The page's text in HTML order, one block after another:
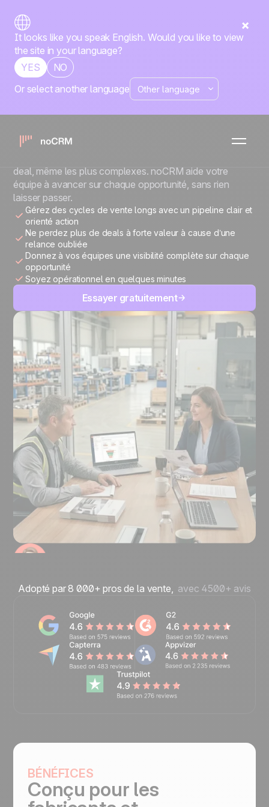
It looks like you speak English. Would you like to view
the site in your language?
YES
NO
Or select another language
FABRICANTS ET DISTRIBUTEURS
Plus de prospects.
Plus de commandes.
deal, même les plus complexes. noCRM aide votre
équipe à avancer sur chaque opportunité, sans rien
laisser passer.
Gérez des cycles de vente longs avec un pipeline clair et
orienté action
Ne perdez plus de deals à forte valeur à cause d’une
relance oubliée
Donnez à vos équipes une visibilité complète sur chaque
opportunité
Soyez opérationnel en quelques minutes
Essayer gratuitement
Adopté par 8 000+ pros de la vente, avec 4500+ avis
BÉNÉFICES
Conçu pour les